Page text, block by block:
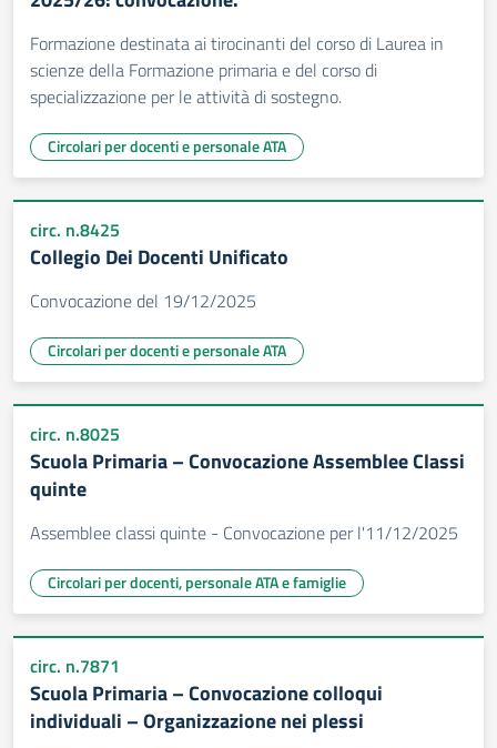
Formazione destinata ai tirocinanti del corso di Laurea in
scienze della Formazione primaria e del corso di
specializzazione per le attività di sostegno.
Circolari per docenti e personale ATA
circ. n.8425
Collegio Dei Docenti Unificato
Convocazione del 19/12/2025
Circolari per docenti e personale ATA
circ. n.8025
Scuola Primaria – Convocazione Assemblee Classi
quinte
Assemblee classi quinte - Convocazione per l'11/12/2025
Circolari per docenti, personale ATA e famiglie
circ. n.7871
Scuola Primaria – Convocazione colloqui
individuali – Organizzazione nei plessi